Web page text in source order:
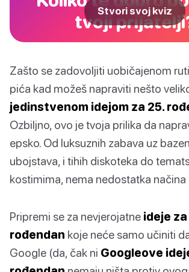
tvojiStvori svoj kviz
Zašto se zadovoljiti uobičajenom
pića kad možeš napraviti nešto
jedinstvenom idejom za 25.
Ozbiljno, ovo je tvoja prilika da
epsko. Od luksuznih zabava uz
ubojstava, i tihih diskoteka do
kostimima, nema nedostatka načina
Pripremi se za nevjerojatne ideje za
rođendan koje neće samo učiniti
Google (da, čak ni Googleove